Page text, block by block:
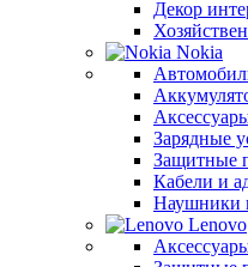
Декор
Nokia
Зарядные
Защитные
Кабели и
Наушники
Lenovo